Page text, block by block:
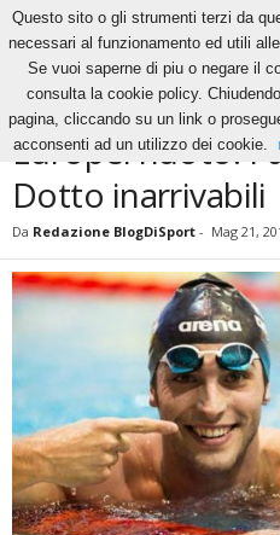
Altri Sport Europei nuoto:
ALTRI SPORT NEWS NUOTO
Europei nuoto:
Dotto inarrivabili
Da Redazione BlogDiSport - Mag 21,
Questo sito o gli strumenti terzi da
necessari al funzionamento ed utili
Se vuoi saperne di piu o negare il
consulta la cookie policy.
pagina, cliccando su un link o
acconsenti ad un utilizzo dei cookie.